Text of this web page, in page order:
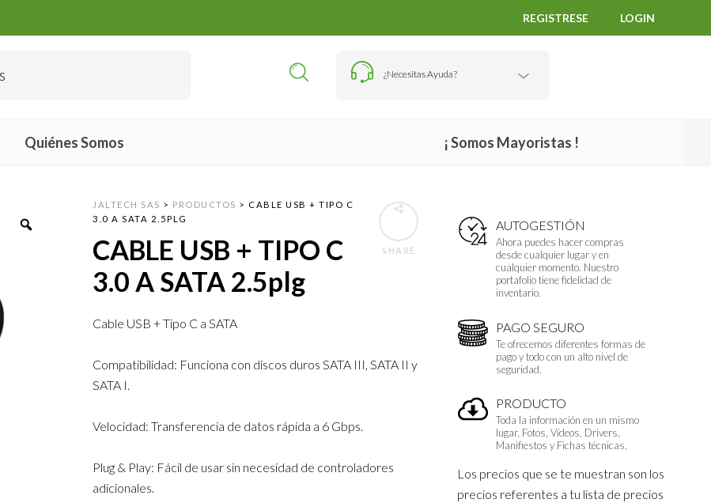
REGISTRESE LOGIN
¿Necesitas Ayuda?
Quiénes Somos ¡ Somos Mayoristas !
AUTOGESTIÓN
Ahora puedes hacer compras
desde cualquier lugar y en
cualquier momento. Nuestro
portafolio tiene fidelidad de
inventario.
PAGO SEGURO
Te ofrecemos diferentes formas de
pago y todo con un alto nivel de
seguridad.
PRODUCTO
Toda la información en un mismo
lugar, Fotos, Vídeos, Drivers,
Manifiestos y Fichas técnicas.
Los precios que se te muestran son los
precios referentes a tu lista de precios
SHARE
JALTECH SAS > PRODUCTOS > CABLE USB + TIPO C
3.0 A SATA 2.5PLG
CABLE USB + TIPO C
3.0 A SATA 2.5plg
Cable USB + Tipo C a SATA
Compatibilidad: Funciona con discos duros SATA III, SATA II y
SATA I.
Velocidad: Transferencia de datos rápida a 6 Gbps.
Plug & Play: Fácil de usar sin necesidad de controladores
adicionales.